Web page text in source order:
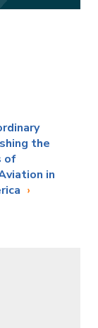
the
of
in